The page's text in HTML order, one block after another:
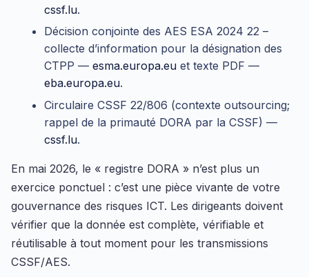
cssf.lu.
Décision conjointe des AES ESA 2024 22 –
collecte d’information pour la désignation des
CTPP — esma.europa.eu et texte PDF —
eba.europa.eu.
Circulaire CSSF 22/806 (contexte outsourcing;
rappel de la primauté DORA par la CSSF) —
cssf.lu.
En mai 2026, le « registre DORA » n’est plus un
exercice ponctuel : c’est une pièce vivante de votre
gouvernance des risques ICT. Les dirigeants doivent
vérifier que la donnée est complète, vérifiable et
réutilisable à tout moment pour les transmissions
CSSF/AES.